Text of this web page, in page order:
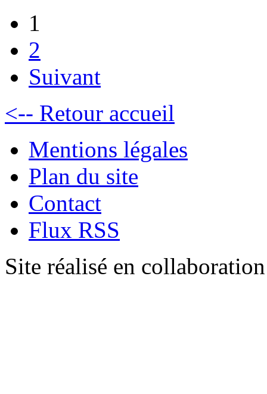
1
2
Suivant
<-- Retour accueil
Mentions légales
Plan du site
Contact
Flux RSS
Site réalisé en